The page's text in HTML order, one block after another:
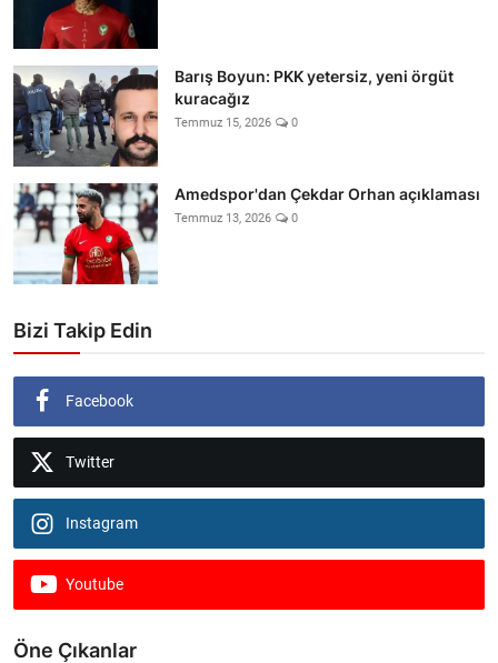
Barış Boyun: PKK yetersiz, yeni örgüt
kuracağız
Temmuz 15, 2026 0
Amedspor'dan Çekdar Orhan açıklaması
Temmuz 13, 2026 0
Bizi Takip Edin
Facebook
Twitter
Instagram
Youtube
Öne Çıkanlar